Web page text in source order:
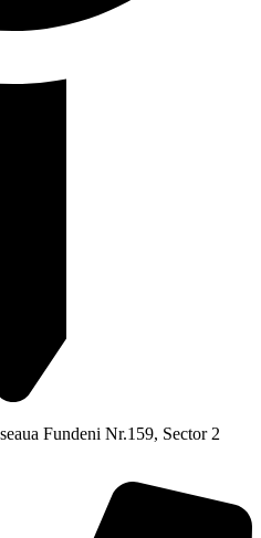
Fundeni Nr.159, Sector 2